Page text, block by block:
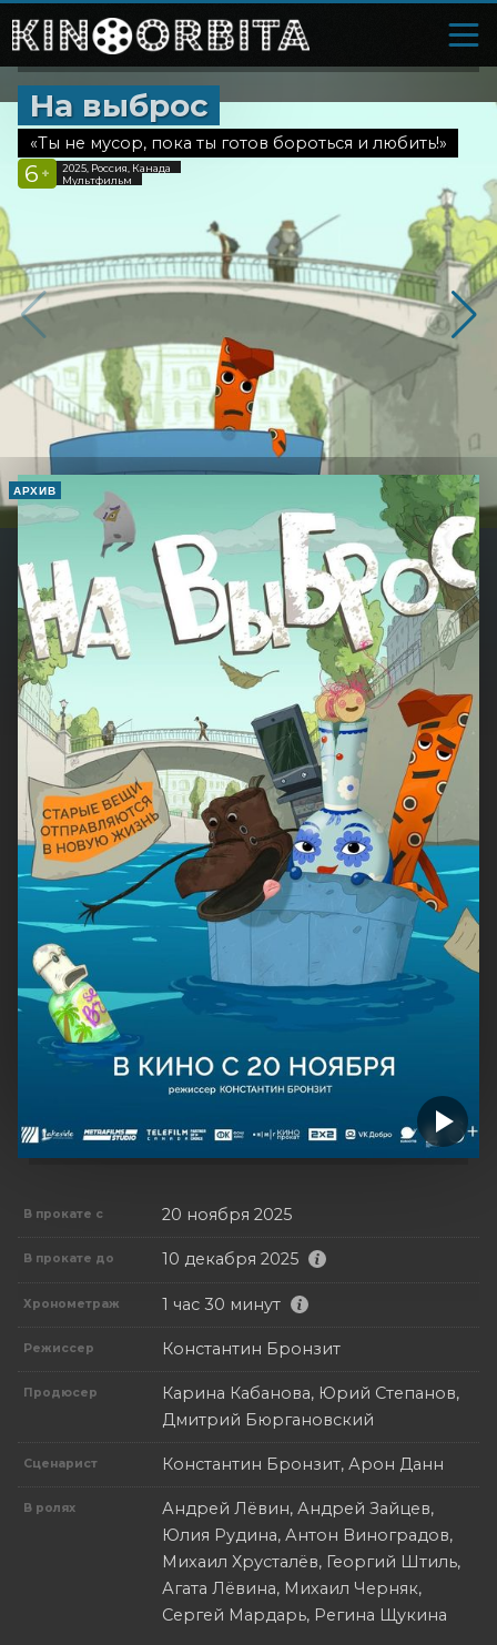
На выброс
«Ты не мусор, пока ты готов бороться и любить!»
6 +
2025, Россия, Канада
Мультфильм
АРХИВ
В прокате с 20 ноября 2025
В прокате до 10 декабря 2025
Хронометраж 1 час 30 минут
Режиссер Константин Бронзит
Продюсер
Карина Кабанова, Юрий Степанов,
Дмитрий Бюргановский
Сценарист Константин Бронзит, Арон Данн
В ролях
Андрей Лёвин, Андрей Зайцев,
Юлия Рудина, Антон Виноградов,
Михаил Хрусталёв, Георгий Штиль,
Агата Лёвина, Михаил Черняк,
Сергей Мардарь, Регина Щукина